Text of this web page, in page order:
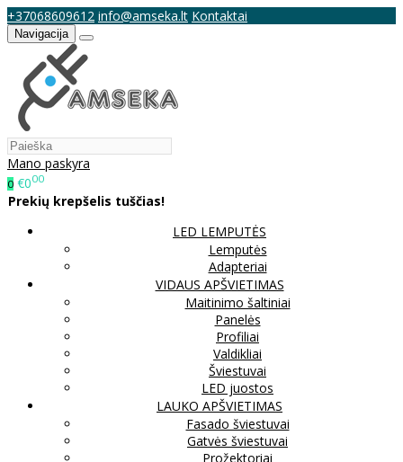
+37068609612 info@amseka.lt Kontaktai
Navigacija
Mano paskyra
0 €000
Prekių krepšelis tuščias!
LED LEMPUTĖS
Lemputės
Adapteriai
VIDAUS APŠVIETIMAS
Maitinimo šaltiniai
Panelės
Profiliai
Valdikliai
Šviestuvai
LED juostos
LAUKO APŠVIETIMAS
Fasado šviestuvai
Gatvės šviestuvai
Prožektoriai